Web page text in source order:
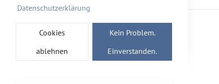
Datenschutzerklärung
Cookies
ablehnen
Kein Problem.
Einverstanden.